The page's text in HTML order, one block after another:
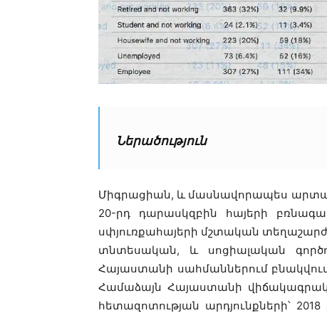
Ներածություն
Միգրացիան, և մասնավորապես
20-րդ դարասկզբին հայերի
սփյուռքահայերի մշտական
տնտեսական, և սոցիալական
Հայաստանի սահմաններում բնակվում
Համաձայն Հայաստանի
հետազոտության արդյունքների՝